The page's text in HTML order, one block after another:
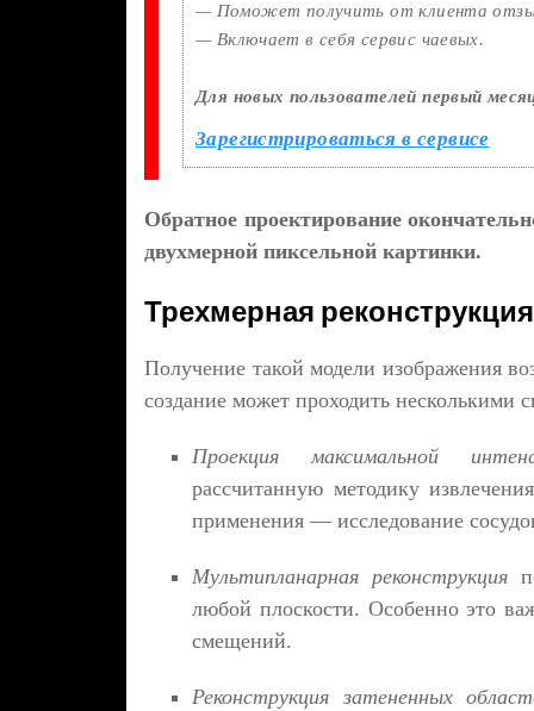
— Поможет получить от клиента
— Включает в себя сервис чаевых.
Для новых пользователей первый
Зарегистрироваться в сервисе
Обратное проектирование
двухмерной пиксельной картинки.
Трехмерная реконструкция
Получение такой модели изображения
создание может проходить несколькими
Проекция максимальной
рассчитанную методику
применения — исследование
Мультипланарная реконструкция
любой плоскости. Особенно это
смещений.
Реконструкция затененных